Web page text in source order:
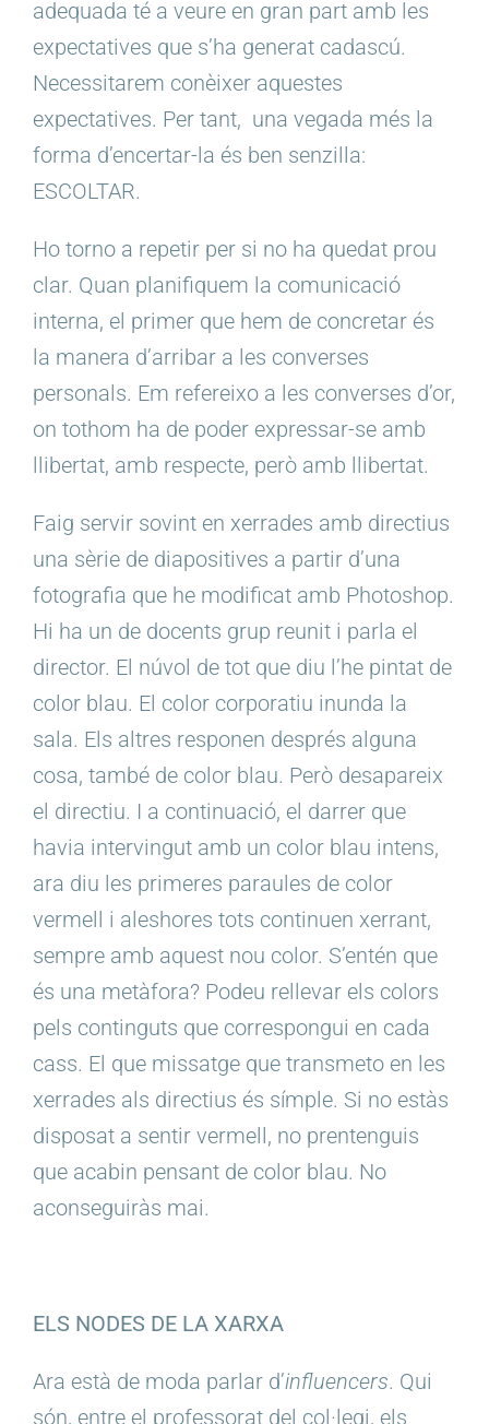
adequada té a veure en gran part amb les
expectatives que s’ha generat cadascú.
Necessitarem conèixer aquestes
expectatives. Per tant, una vegada més la
forma d’encertar-la és ben senzilla:
ESCOLTAR.
Ho torno a repetir per si no ha quedat prou
clar. Quan planifiquem la comunicació
interna, el primer que hem de concretar és
la manera d’arribar a les converses
personals. Em refereixo a les converses d’or,
on tothom ha de poder expressar-se amb
llibertat, amb respecte, però amb llibertat.
Faig servir sovint en xerrades amb directius
una sèrie de diapositives a partir d’una
fotografia que he modificat amb Photoshop.
Hi ha un de docents grup reunit i parla el
director. El núvol de tot que diu l’he pintat de
color blau. El color corporatiu inunda la
sala. Els altres responen després alguna
cosa, també de color blau. Però desapareix
el directiu. I a continuació, el darrer que
havia intervingut amb un color blau intens,
ara diu les primeres paraules de color
vermell i aleshores tots continuen xerrant,
sempre amb aquest nou color. S’entén que
és una metàfora? Podeu rellevar els colors
pels continguts que correspongui en cada
cass. El que missatge que transmeto en les
xerrades als directius és símple. Si no estàs
disposat a sentir vermell, no prentenguis
que acabin pensant de color blau. No
aconseguiràs mai.
ELS NODES DE LA XARXA
Ara està de moda parlar d’influencers. Qui
són, entre el professorat del col·legi, els